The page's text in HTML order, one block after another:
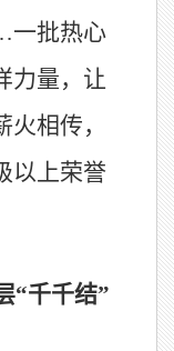
一批热心
力量，让
相传，
以上荣誉
“千千结”